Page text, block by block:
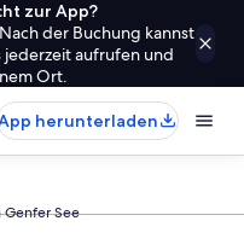
zur App?
der Buchung kannst
aufrufen und
Ort.
herunterladen
See